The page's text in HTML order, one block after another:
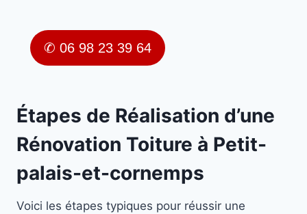
✆ 06 98 23 39 64
Étapes de Réalisation d’une
Rénovation Toiture à Petit-
palais-et-cornemps
Voici les étapes typiques pour réussir une